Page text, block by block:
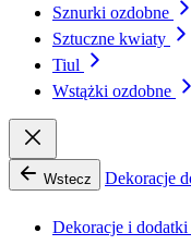
Sznurki ozdobne
Sztuczne kwiaty
Tiul
Wstążki ozdobne
Wstecz Dekoracje
Dekoracje i dodatki